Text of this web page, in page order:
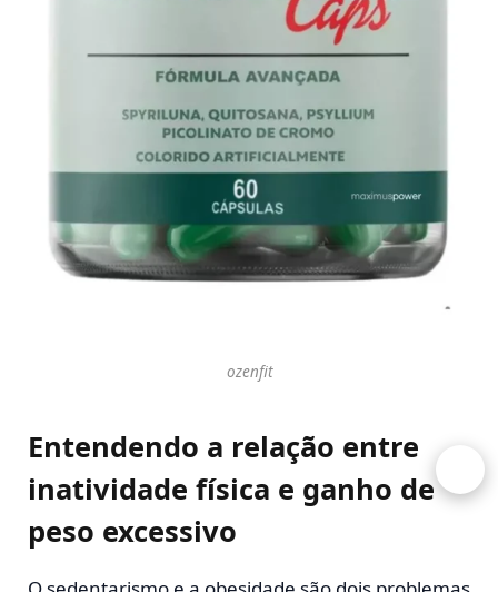
ozenfit
Entendendo a relação entre
inatividade física e ganho de
peso excessivo